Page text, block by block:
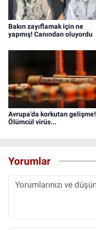
Bakın zayıflamak için ne
yapmış! Canından oluyordu
Avrupa'da korkutan gelişme!
Ölümcül virüs...
Yorumlar